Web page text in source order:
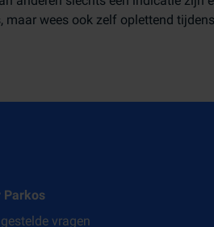
wees ook zelf oplettend
Parkos
vragen